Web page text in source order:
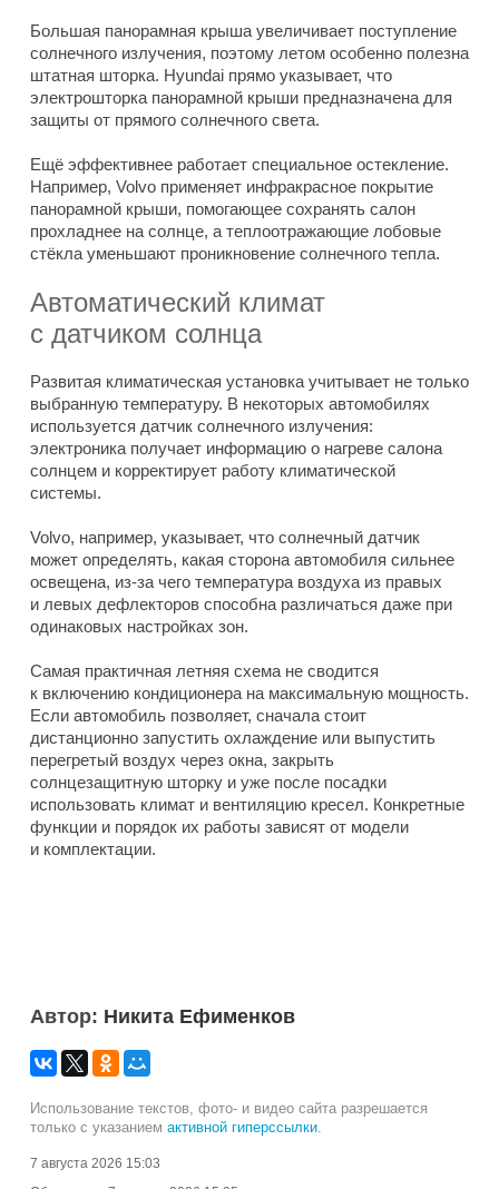
Большая панорамная крыша увеличивает поступление
солнечного излучения, поэтому летом особенно полезна
штатная шторка. Hyundai прямо указывает, что
электрошторка панорамной крыши предназначена для
защиты от прямого солнечного света.
Ещё эффективнее работает специальное остекление.
Например, Volvo применяет инфракрасное покрытие
панорамной крыши, помогающее сохранять салон
прохладнее на солнце, а теплоотражающие лобовые
стёкла уменьшают проникновение солнечного тепла.
Автоматический климат
с датчиком солнца
Развитая климатическая установка учитывает не только
выбранную температуру. В некоторых автомобилях
используется датчик солнечного излучения:
электроника получает информацию о нагреве салона
солнцем и корректирует работу климатической
системы.
Volvo, например, указывает, что солнечный датчик
может определять, какая сторона автомобиля сильнее
освещена, из-за чего температура воздуха из правых
и левых дефлекторов способна различаться даже при
одинаковых настройках зон.
Самая практичная летняя схема не сводится
к включению кондиционера на максимальную мощность.
Если автомобиль позволяет, сначала стоит
дистанционно запустить охлаждение или выпустить
перегретый воздух через окна, закрыть
солнцезащитную шторку и уже после посадки
использовать климат и вентиляцию кресел. Конкретные
функции и порядок их работы зависят от модели
и комплектации.
Автор: Никита Ефименков
Использование текстов, фото- и видео сайта разрешается
только с указанием активной гиперссылки.
7 августа 2026 15:03